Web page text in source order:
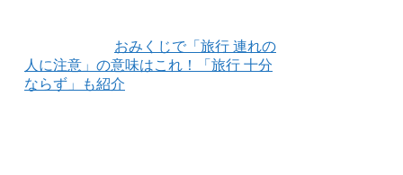
おみくじで「旅行 連れの
人に注意」の意味はこれ！「旅行 十分
ならず」も紹介